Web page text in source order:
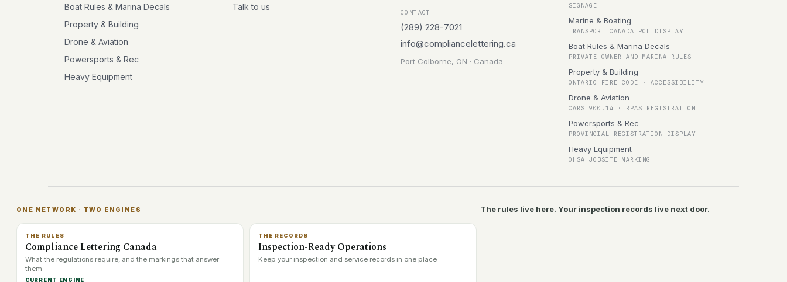
Boat Rules & Marina Decals
Property & Building
Drone & Aviation
Powersports & Rec
Heavy Equipment
Talk to us
CONTACT
(289) 228-7021
info@compliancelettering.ca
Port Colborne, ON · Canada
SIGNAGE
Marine & Boating
TRANSPORT CANADA PCL DISPLAY
Boat Rules & Marina Decals
PRIVATE OWNER AND MARINA RULES
Property & Building
ONTARIO FIRE CODE · ACCESSIBILITY
Drone & Aviation
CARS 900.14 · RPAS REGISTRATION
Powersports & Rec
PROVINCIAL REGISTRATION DISPLAY
Heavy Equipment
OHSA JOBSITE MARKING
ONE NETWORK · TWO ENGINES The rules live here. Your inspection records live next door.
THE RULES
Compliance Lettering Canada
What the regulations require, and the markings that answer
them
CURRENT ENGINE
THE RECORDS
Inspection-Ready Operations
Keep your inspection and service records in one place